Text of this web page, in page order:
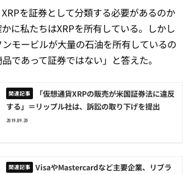
を証券として分類する必要があるのか
に私たちはXRPを所有している。しかし
モービルが大量の石油を所有しているの
であって証券ではない」と答えた。
「仮想通貨XRPの販売が米国証券法に違反
する」＝リップル社は、訴訟の取り下げを提出
2019.09.20
VisaやMastercardなど主要企業、リブラ